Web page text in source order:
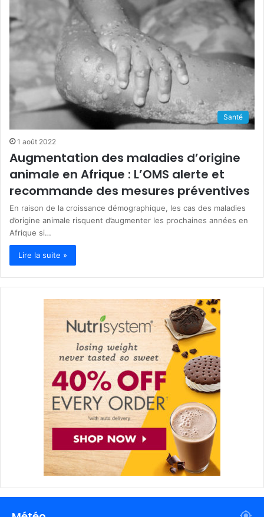
Santé
1 août 2022
Augmentation des maladies d’origine
animale en Afrique : L’OMS alerte et
recommande des mesures préventives
En raison de la croissance démographique, les cas des maladies
d’origine animale risquent d’augmenter les prochaines années en
Afrique si…
Lire la suite »